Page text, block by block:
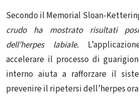
Secondo il Memorial Sloan-
crudo ha mostrato risultati
dell’herpes labiale.
accelerare il processo di
interno aiuta a rafforzare il
prevenire il ripetersi dell’herpes